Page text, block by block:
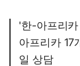
'한-아프리
아프리카 17
일 상담